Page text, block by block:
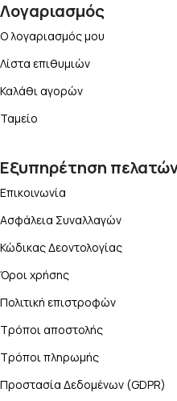
Λογαριασμός
Ο λογαριασμός μου
Λίστα επιθυμιών
Καλάθι αγορών
Ταμείο
Εξυπηρέτηση
Επικοινωνία
Ασφάλεια Συναλλαγών
Κώδικας Δεοντολογίας
Όροι χρήσης
Πολιτική επιστροφών
Τρόποι αποστολής
Τρόποι πληρωμής
Προστασία Δεδομένων (GDPR)